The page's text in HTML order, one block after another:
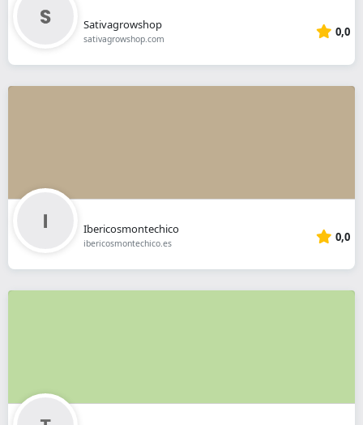
Sativagrowshop
sativagrowshop.com 0,0
Ibericosmontechico
ibericosmontechico.es 0,0